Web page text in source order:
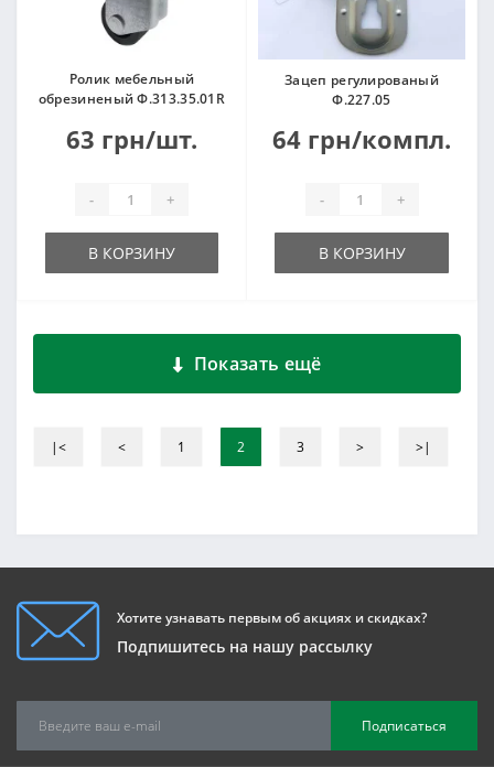
Ролик мебельный
обрезиненый Ф.313.35.01R
63 грн/шт.
- +
В КОРЗИНУ
Зацеп регулированый
Ф.227.05
64 грн/компл.
- +
В КОРЗИНУ
Показать ещё
|< < 1 2 3 > >|
Хотите узнавать первым об акциях и скидках?
Подпишитесь на нашу рассылку
Подписаться